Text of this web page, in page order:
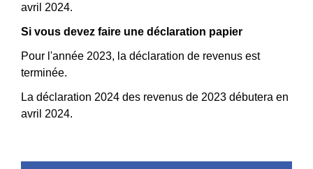
avril 2024.
Si vous devez faire une déclaration papier
Pour l'année 2023, la déclaration de revenus est
terminée.
La déclaration 2024 des revenus de 2023 débutera en
avril 2024.